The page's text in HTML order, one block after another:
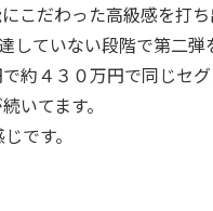
こだわった高級感を打
していない段階で第二弾
約４３０万円で同じセ
いてます。
です。